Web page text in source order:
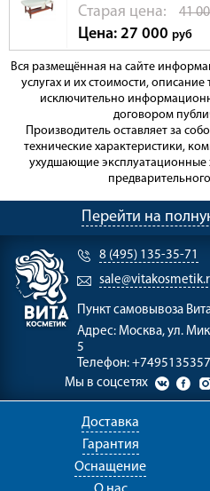
Cтарая цена: 41
Цена: 27 000 руб
Вся размещённая на сайте
услугах и их стоимости,
исключительно
договором
Производитель оставляет за
технические характеристики,
ухудшающие эксплуатационные
Перейти на
8 (495) 135-35-71
Пункт самовывоза
Адрес: Москва, ул.
5
Телефон:
Мы в соцсетях
Доставка
Гарантия
Оснащение